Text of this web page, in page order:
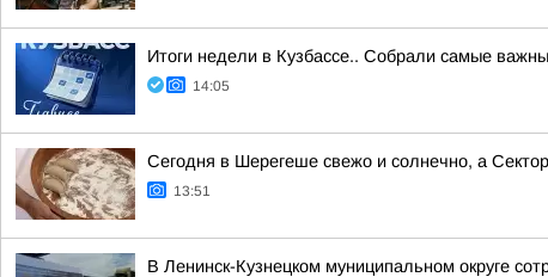
Итоги недели в Кузбассе.. Собрали самые
14:05
Сегодня в Шерегеше свежо и солнечно, а
13:51
В Ленинск-Кузнецком муниципальном округе